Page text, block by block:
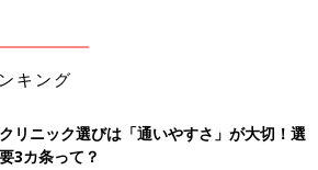
キング
リニック選びは「通いやすさ」が大切！選
3カ条って？